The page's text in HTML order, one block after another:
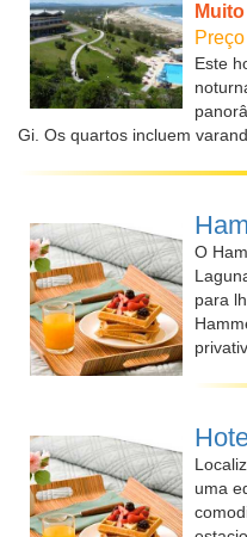
Este
Gi. Os quartos incluem
O
para
uma